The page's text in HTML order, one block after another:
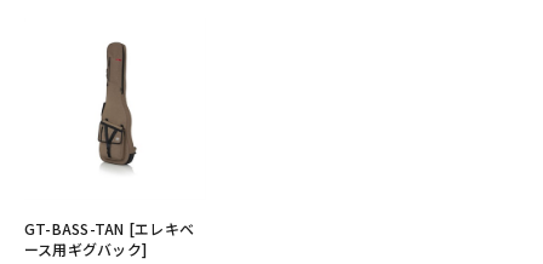
GT-BASS-TAN [エレキベ
ース用ギグバック]